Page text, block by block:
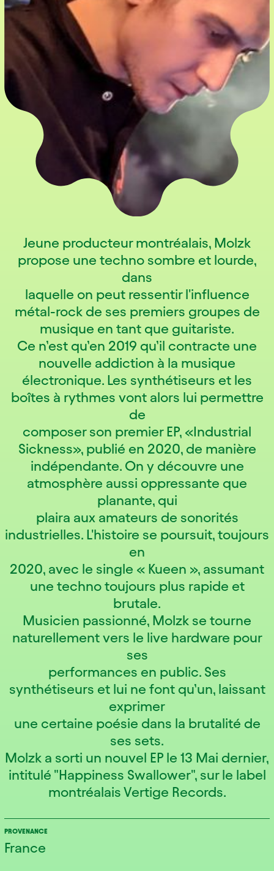
Jeune producteur montréalais, Molzk
propose une techno sombre et lourde,
dans
laquelle on peut ressentir l'influence
métal-rock de ses premiers groupes de
musique en tant que guitariste.
Ce n’est qu’en 2019 qu’il contracte une
nouvelle addiction à la musique
électronique. Les synthétiseurs et les
boîtes à rythmes vont alors lui permettre
de
composer son premier EP, «Industrial
Sickness», publié en 2020, de manière
indépendante. On y découvre une
atmosphère aussi oppressante que
planante, qui
plaira aux amateurs de sonorités
industrielles. L'histoire se poursuit, toujours
en
2020, avec le single « Kueen », assumant
une techno toujours plus rapide et
brutale.
Musicien passionné, Molzk se tourne
naturellement vers le live hardware pour
ses
performances en public. Ses
synthétiseurs et lui ne font qu’un, laissant
exprimer
une certaine poésie dans la brutalité de
ses sets.
Molzk a sorti un nouvel EP le 13 Mai dernier,
intitulé "Happiness Swallower", sur le label
montréalais Vertige Records.
PROVENANCE
France